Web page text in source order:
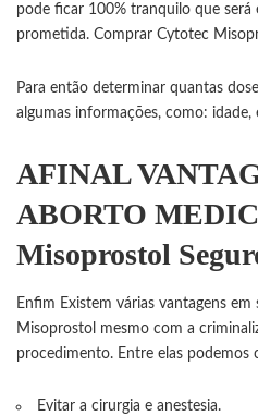
pode ficar 100% tranquilo que
prometida. Comprar Cytotec
Para então determinar quantas
algumas informações, como:
AFINAL
ABORTO
Misoprostol
Enfim Existem várias vantagens
Misoprostol mesmo com a
procedimento. Entre elas podemos
Evitar a cirurgia e anestesia.